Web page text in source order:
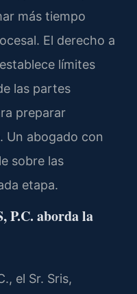
más tiempo
El derecho a
límites
las partes
preparar
Un abogado con
sobre las
etapa.
P.C. aborda la
el Sr. Sris,